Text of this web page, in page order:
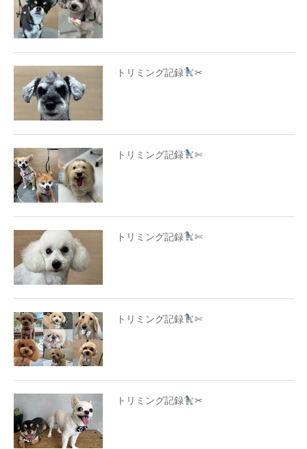
トリミング記録 ✂
トリミング記録 ✄
トリミング記録 ✄
トリミング記録 ✄
トリミング記録 ✂